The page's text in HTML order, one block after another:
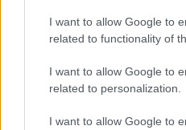
I want to allow Google to
related to functionality of
I want to allow Google to
related to personalization.
I want to allow Google to
Σταλιν ο
Ελλάδα...την